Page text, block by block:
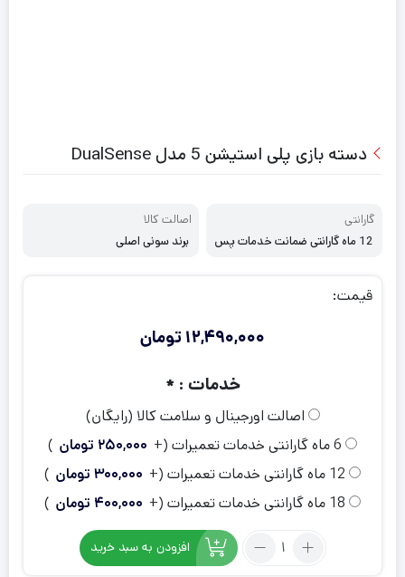
دسته بازی پلی استیشن 5 مدل DualSense
گارانتی
12 ماه گارانتی ضمانت خدمات پس
اصالت کالا
برند سونی اصلی
قیمت:
12,490,000 تومان
خدمات :*
اصالت اورجینال و سلامت کالا (رایگان)
6 ماه گارانتی خدمات تعمیرات
(+
250,000 تومان )
12 ماه گارانتی خدمات تعمیرات
(+
300,000 تومان )
18 ماه گارانتی خدمات تعمیرات
(+
400,000 تومان )
تعداد:
افزودن به سبد خرید